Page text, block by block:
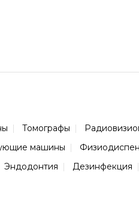
Томографы
машины
Эндодонтия Дезинфекция